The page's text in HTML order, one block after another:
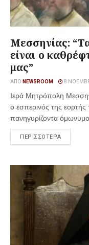
Μεσσηνίας:
είναι ο
μας”
ΑΠΌ NEWSROOM 8
Ιερά Μητρόπολη
ο εσπερινός της
πανηγυρίζοντα
ΠΕΡΙΣΣΟΤΕΡΑ